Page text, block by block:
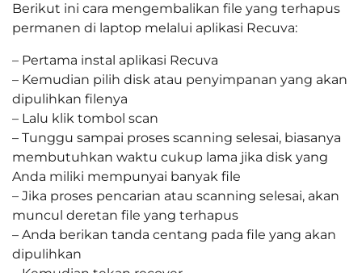
Berikut ini cara mengembalikan file yang terhapus
permanen di laptop melalui aplikasi Recuva:
– Pertama instal aplikasi Recuva
– Kemudian pilih disk atau penyimpanan yang akan
dipulihkan filenya
– Lalu klik tombol scan
– Tunggu sampai proses scanning selesai, biasanya
membutuhkan waktu cukup lama jika disk yang
Anda miliki mempunyai banyak file
– Jika proses pencarian atau scanning selesai, akan
muncul deretan file yang terhapus
– Anda berikan tanda centang pada file yang akan
dipulihkan